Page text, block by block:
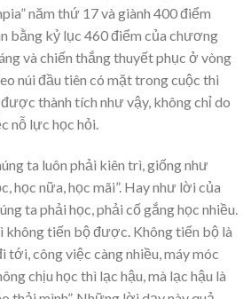
năm thứ 17 và giành 400 điểm
bằng kỷ lục 460 điểm của chương
và chiến thắng thuyết phục ở vòng
núi đầu tiên có mặt trong cuộc thi
thành tích như vậy, không chỉ do
nỗ lực học hỏi.
ta luôn phải kiên trì, giống như
học nữa, học mãi”. Hay như lời của
ta phải học, phải cố gắng học nhiều.
không tiến bộ được. Không tiến bộ là
tới, công việc càng nhiều, máy móc
chịu học thì lạc hậu, mà lạc hậu là